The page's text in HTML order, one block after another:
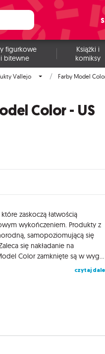
figurkowe
i bitewne
Książki i
komiksy
Vallejo
Farby Model
Color - US
zaskoczą łatwością
wykończeniem. Produkty z
samopoziomującą się
się nakładanie na
czytaj